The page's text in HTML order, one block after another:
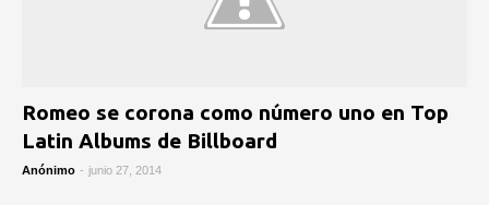
Romeo se corona como número uno en Top
Latin Albums de Billboard
Anónimo - junio 27, 2014